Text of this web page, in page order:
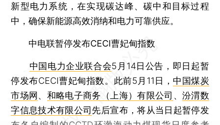
新型电力系统，在实现碳达峰、碳中和目标过程
中，确保新能源高效消纳和电力可靠供应。
中电联暂停发布CECI曹妃甸指数
中国电力企业联合会5月14日公告，即日起暂
停发布CECI曹妃甸指数。此前5月11日， 中国煤炭
市场网 、 和略电子商务（上海）有限公司 、 汾渭数
字信息技术有限公司 先后宣布，将从当日起暂停发